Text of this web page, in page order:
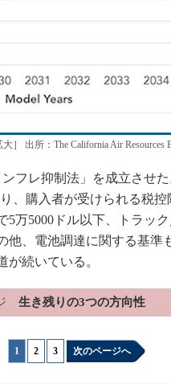
］ 出所：The California Air Resources
フレ抑制法」を成立させ
、購入者が受けられる税控
万5000ドル以下、トラッ
他、電池調達に関する基準
が続いている。
生き残りの3つの方向性
1 2 3 次のページへ